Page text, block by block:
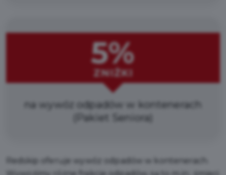
5%
ZNIŻKI
na wywóz odpadów w kontenerach
(Pakiet Seniora)
Redskip oferuje wywóz odpadów w kontenerach.